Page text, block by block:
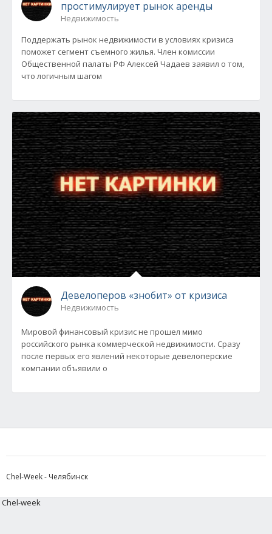
простимулирует рынок аренды
Недвижимость
Поддержать рынок недвижимости в условиях кризиса
поможет сегмент съемного жилья. Член комиссии
Общественной палаты РФ Алексей Чадаев заявил о том,
что логичным шагом
Девелоперов «знобит» от кризиса
Недвижимость
Мировой финансовый кризис не прошел мимо
российского рынка коммерческой недвижимости. Сразу
после первых его явлений некоторые девелоперские
компании объявили о
Chel-Week - Челябинск
Chel-week